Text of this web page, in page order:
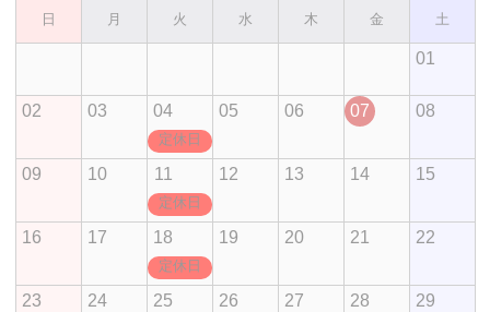
日 月 火 水 木 金 土
01
02 03 04
定休日
05 06 07 08
09 10 11
定休日
12 13 14 15
16 17 18
定休日
19 20 21 22
23 24 25 26 27 28 29